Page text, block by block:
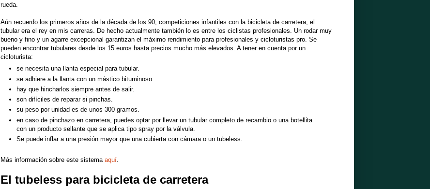
rueda.
Aún recuerdo los primeros años de la década de los 90, competiciones infantiles con la bicicleta de carretera, el
tubular era el rey en mis carreras. De hecho actualmente también lo es entre los ciclistas profesionales. Un rodar muy
bueno y fino y un agarre excepcional garantizan el máximo rendimiento para profesionales y cicloturistas pro. Se
pueden encontrar tubulares desde los 15 euros hasta precios mucho más elevados. A tener en cuenta por un
cicloturista:
se necesita una llanta especial para tubular.
se adhiere a la llanta con un mástico bituminoso.
hay que hincharlos siempre antes de salir.
son difíciles de reparar si pinchas.
su peso por unidad es de unos 300 gramos.
en caso de pinchazo en carretera, puedes optar por llevar un tubular completo de recambio o una botellita
con un producto sellante que se aplica tipo spray por la válvula.
Se puede inflar a una presión mayor que una cubierta con cámara o un tubeless.
Más información sobre este sistema aquí
El tubeless para bicicleta de carretera